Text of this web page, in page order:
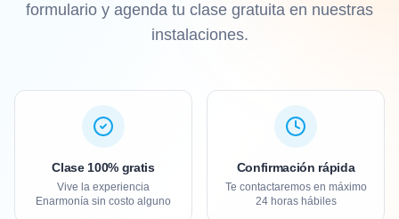
formulario y agenda tu clase gratuita en nuestras
instalaciones.
Clase 100% gratis
Vive la experiencia
Enarmonía sin costo alguno
Confirmación rápida
Te contactaremos en máximo
24 horas hábiles